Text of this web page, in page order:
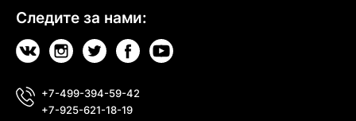
Следите за нами:
+7-499-394-59-42
+7-925-621-18-19